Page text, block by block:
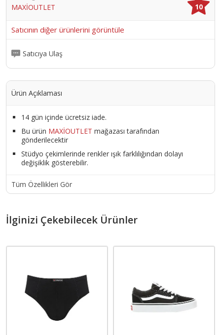
MAXİOUTLET
10
Satıcının diğer ürünlerini görüntüle
Satıcıya Ulaş
Ürün Açıklaması
14 gün içinde ücretsiz iade.
Bu ürün MAXİOUTLET mağazası tarafından
gönderilecektir
Stüdyo çekimlerinde renkler ışık farklılığından dolayı
değişiklik gösterebilir.
Tüm Özellikleri Gör
İlginizi Çekebilecek Ürünler